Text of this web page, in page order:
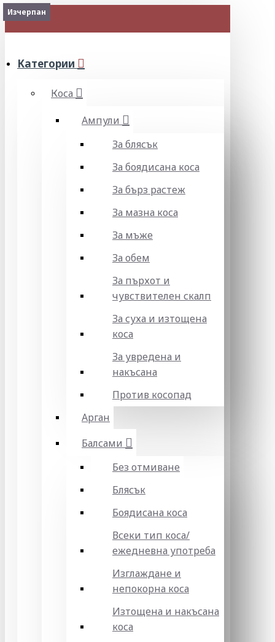
МЕНЮ
Категории
Коса
Ампули
За блясък
За боядисана коса
За бърз растеж
За мазна коса
За мъже
За обем
За пърхот и
чувствителен скалп
За суха и изтощена
коса
За увредена и
накъсана
Против косопад
Арган
Балсами
Без отмиване
Блясък
Боядисана коса
Всеки тип коса/
ежедневна употреба
Изглаждане и
непокорна коса
Изтощена и накъсана
коса
Изчерпан
2-3 Days
Изчерпан
Изчерпан